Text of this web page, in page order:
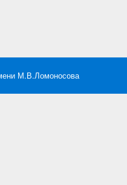
М.В.Ломоносова